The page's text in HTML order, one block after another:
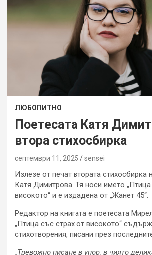
ЛЮБОПИТНО
Поетесата Катя
втора стихосбирка
септември 11, 2025 sensei
Излезе от печат втората стихосбирка
Катя Димитрова. Тя носи името „Птица
високото“ и е издадена от „Жанет 45“.
Редактор на книгата е поетесата
„Птица със страх от високото“
стихотворения, писани през
„Тревожно писане в упор, в чиято